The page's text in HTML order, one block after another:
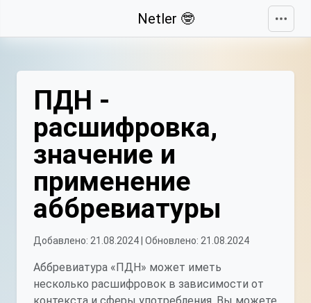
Netler 🤓
ПДН -
расшифровка,
значение и
применение
аббревиатуры
Добавлено: 21.08.2024 | Обновлено: 21.08.2024
Аббревиатура «ПДН» может иметь
несколько расшифровок в зависимости от